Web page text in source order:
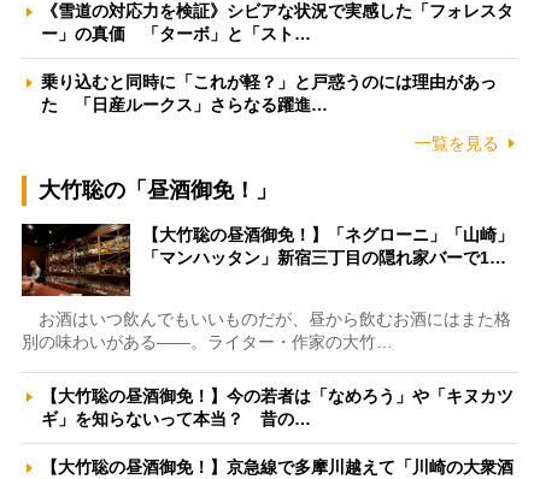
《雪道の対応力を検証》シビアな状況で実感した「フォレスタ
ー」の真価 「ターボ」と「スト…
乗り込むと同時に「これが軽？」と戸惑うのには理由があっ
た 「日産ルークス」さらなる躍進…
一覧を見る
大竹聡の「昼酒御免！」
【大竹聡の昼酒御免！】「ネグローニ」「山崎」
「マンハッタン」新宿三丁目の隠れ家バーで1…
お酒はいつ飲んでもいいものだが、昼から飲むお酒にはまた格
別の味わいがある――。ライター・作家の大竹…
【大竹聡の昼酒御免！】今の若者は「なめろう」や「キヌカツ
ギ」を知らないって本当？ 昔の…
【大竹聡の昼酒御免！】京急線で多摩川越えて「川崎の大衆酒